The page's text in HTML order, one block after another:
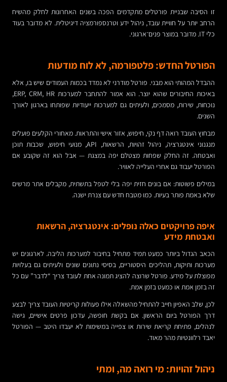
זו הסיבה שבניית פורטלים מתקדמים הפכה בשנים האחרונות לחלק מהשיח
הרחב יותר על חוויית עובד, ניהול ידע וטרנספורמציה דיגיטלית. לא מדובר בעוד
כלי IT. מדובר במוצר פנים־ארגוני.
הפורטל החדש: פלטפורמה, לא לוח מודעות
ההבדל המהותי הוא מבני. פורטל מודרני לא נמדד בכמות העמודים שיש בו, אלא
באיכות החיבורים שהוא יוצר. הוא אמור להתחבר למערכות ERP, CRM, HR,
נוכחות, שירות, מסמכים, ולעיתים גם למערכות ייעודיות שפותחו בארגון לאורך
השנים.
מבחוץ העובד רואה דף נקי, חיפוש, אזור אישי והתראות. מאחורי הקלעים פועלים
מנגנוני אינטגרציה, ניהול זהויות, הרשאות, API, מנועי חיפוש, שכבות תוכן
ואבטחה. זה החלק שפחות מצטלם יפה במצגת — אבל הוא זה שקובע אם
הפורטל יעבוד גם אחרי העלייה לאוויר.
במילים פשוטות: אם בונים חזית יפה בלי לטפל בתשתית, מקבלים אתר מרשים
שלא באמת פותר בעיות. כמו מטבח חדש עם צנרת ישנה.
איפה פרויקטים כאלה נופלים: אינטגרציה, הרשאות
ואבטחת מידע
הכאב הגדול ביותר כמעט תמיד מתחיל בחיבור למערכות הליבה. לארגונים יש
מערכות ותיקות, תהליכים היסטוריים, בסיסי נתונים שונים ולעיתים גם בעלויות
מפוצלת על מידע. פורטל שרוצה להציג תמונה אחת לעובד צריך “לדבר” עם כל
זה בזמן אמת או כמעט בזמן אמת.
לכן, שלב האפיון חייב להתחיל מהשאלה אילו פעולות קריטיות העובד צריך לבצע
דרך הפורטל ביום הראשון. אם בקשת חופשה, עדכון פרטים אישיים, גישה
לנהלים, פתיחת קריאת שירות או צפייה במשימות לא יעבדו היטב — הפורטל
יאבד רלוונטיות מהר מאוד.
ניהול זהויות: מי רואה מה, ומתי